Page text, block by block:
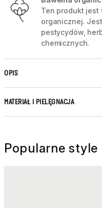
Ten produkt jest
organicznej.
pestycydów,
chemicznych.
OPIS
MATERIAŁ I PIELĘGNACJA
Popularne style